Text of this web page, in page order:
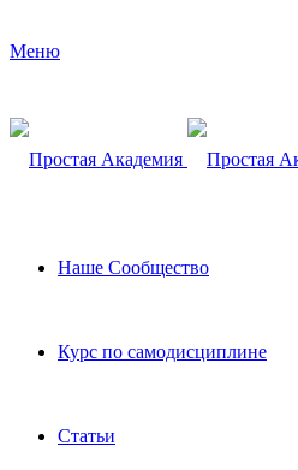
Меню
Наше Сообщество
Курс по самодисциплине
Статьи